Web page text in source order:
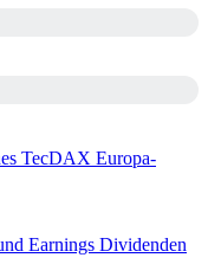
TecDAX Europa-
Earnings Dividenden